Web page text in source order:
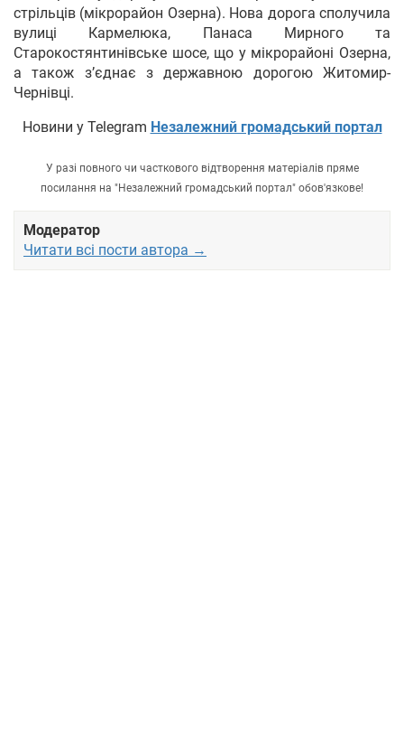
стрільців (мікрорайон Озерна). Нова дорога сполучила
вулиці Кармелюка, Панаса Мирного та
Старокостянтинівське шосе, що у мікрорайоні Озерна,
а також з’єднає з державною дорогою Житомир-
Чернівці.
Новини у Telegram Незалежний громадський портал
У разі повного чи часткового відтворення матеріалів пряме
посилання на "Незалежний громадський портал" обов'язкове!
Модератор
Читати всі пости автора →